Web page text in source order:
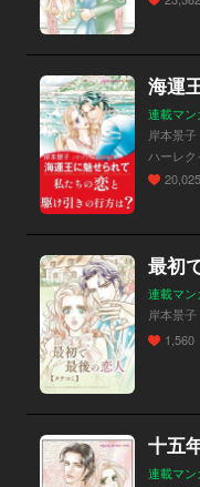
海運
連載マン
岸本景
ハーレク
20,025
最初
連載マン
岸本景子
1,560
連載マン